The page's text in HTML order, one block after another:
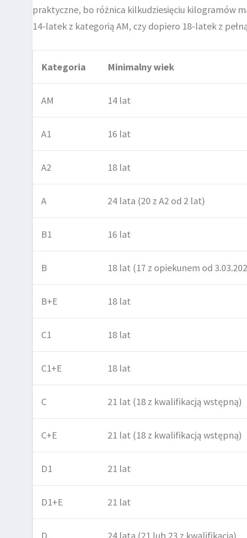
praktyczne, bo różnica kilkudziesięciu kilogramów
14-latek z kategorią AM, czy dopiero 18-latek z
Kategoria Minimalny wiek
AM 14 lat
A1 16 lat
A2 18 lat
A 24 lata (20 z A2 od 2 lat)
B1 16 lat
B 18 lat (17 z opiekunem od
B+E 18 lat
C1 18 lat
C1+E 18 lat
C 21 lat (18 z kwalifikacją wstępną)
C+E 21 lat (18 z kwalifikacją wstępną)
D1 21 lat
D1+E 21 lat
D 24 lata (21 lub 23 z kwalifikacją)